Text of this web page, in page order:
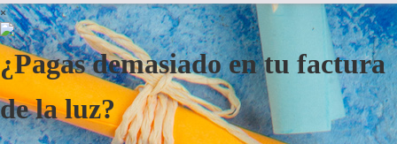
×
¿Pagas demasiado en tu factura
de la luz?